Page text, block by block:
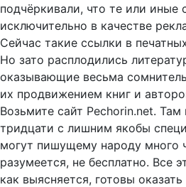
подчёркивали, что те или иные
исключительно в качестве
Сейчас такие ссылки в
Но зато расплодились
оказывающие весьма
их продвижением книг и
Возьмите сайт Pechorin.net.
тридцати с лишним якобы
могут пишущему народу много
разумеется, не бесплатно. Все
как выясняется, готовы